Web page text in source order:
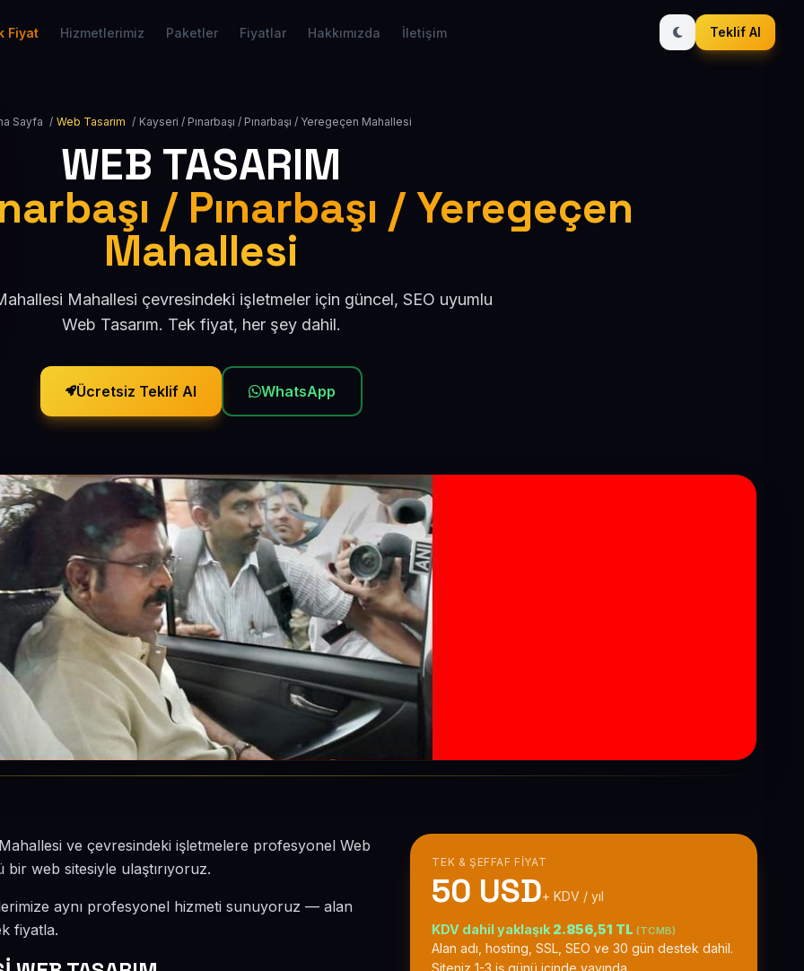
Fiyat Hizmetlerimiz Paketler Fiyatlar Hakkımızda İletişim Teklif Al
Sayfa / Web Tasarım / Kayseri / Pınarbaşı / Pınarbaşı / Yeregeçen Mahallesi
WEB TASARIM
/ Pınarbaşı / Yeregeçen
Mahallesi
Mahallesi çevresindeki işletmeler için güncel, SEO uyumlu
Web Tasarım. Tek fiyat, her şey dahil.
Ücretsiz Teklif Al WhatsApp
ve çevresindeki işletmelere profesyonel Web
web sitesiyle ulaştırıyoruz.
aynı profesyonel hizmeti sunuyoruz — alan
fiyatla.
TEK & ŞEFFAF FIYAT
50 USD+ KDV / yıl
KDV dahil yaklaşık 2.856,51 TL (TCMB)
Alan adı, hosting, SSL, SEO ve 30 gün destek dahil.
Siteniz 1-3 iş günü içinde yayında.